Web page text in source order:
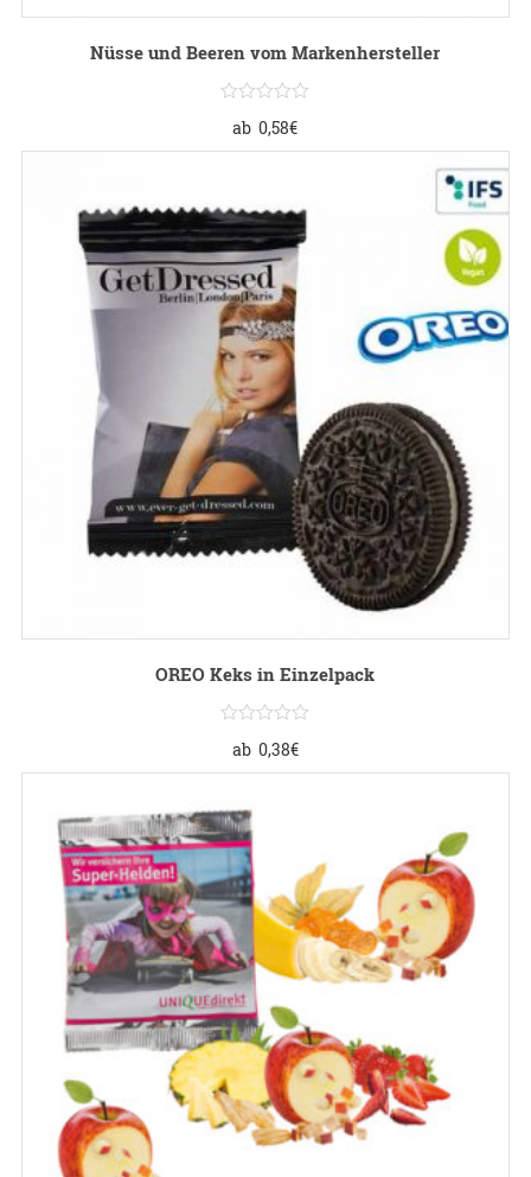
Nüsse und Beeren vom Markenhersteller
ab 0,58€
OREO Keks in Einzelpack
ab 0,38€